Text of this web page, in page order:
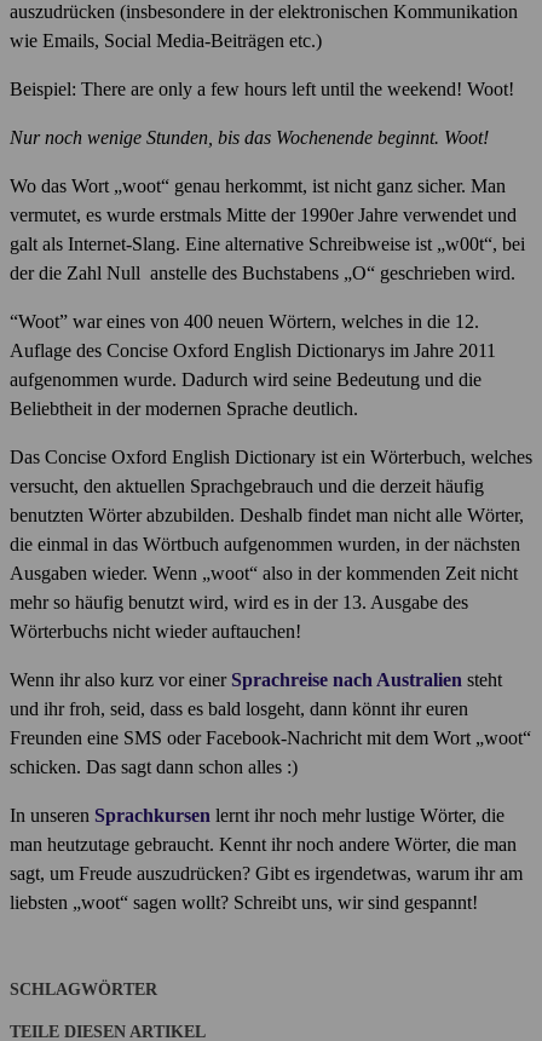
auszudrücken (insbesondere in der elektronischen Kommunikation
wie Emails, Social Media-Beiträgen etc.)
Beispiel: There are only a few hours left until the weekend! Woot!
Nur noch wenige Stunden, bis das Wochenende beginnt. Woot!
Wo das Wort „woot“ genau herkommt, ist nicht ganz sicher. Man
vermutet, es wurde erstmals Mitte der 1990er Jahre verwendet und
galt als Internet-Slang. Eine alternative Schreibweise ist „w00t“, bei
der die Zahl Null anstelle des Buchstabens „O“ geschrieben wird.
“Woot” war eines von 400 neuen Wörtern, welches in die 12.
Auflage des Concise Oxford English Dictionarys im Jahre 2011
aufgenommen wurde. Dadurch wird seine Bedeutung und die
Beliebtheit in der modernen Sprache deutlich.
Das Concise Oxford English Dictionary ist ein Wörterbuch, welches
versucht, den aktuellen Sprachgebrauch und die derzeit häufig
benutzten Wörter abzubilden. Deshalb findet man nicht alle Wörter,
die einmal in das Wörtbuch aufgenommen wurden, in der nächsten
Ausgaben wieder. Wenn „woot“ also in der kommenden Zeit nicht
mehr so häufig benutzt wird, wird es in der 13. Ausgabe des
Wörterbuchs nicht wieder auftauchen!
Wenn ihr also kurz vor einer Sprachreise nach Australien steht
und ihr froh, seid, dass es bald losgeht, dann könnt ihr euren
Freunden eine SMS oder Facebook-Nachricht mit dem Wort „woot“
schicken. Das sagt dann schon alles :)
In unseren Sprachkursen lernt ihr noch mehr lustige Wörter, die
man heutzutage gebraucht. Kennt ihr noch andere Wörter, die man
sagt, um Freude auszudrücken? Gibt es irgendetwas, warum ihr am
liebsten „woot“ sagen wollt? Schreibt uns, wir sind gespannt!
SCHLAGWÖRTER
TEILE DIESEN ARTIKEL